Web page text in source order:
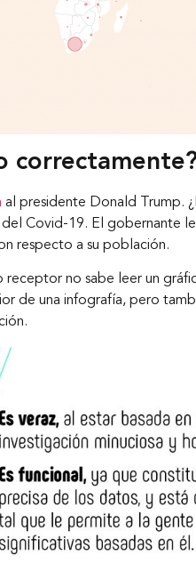
al presidente Donald Trump.
Covid-19. El gobernante
respecto a su población.
receptor no sabe leer un
de una infografía, pero